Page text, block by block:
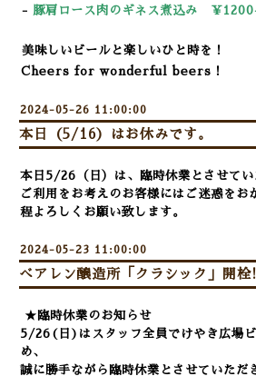
- 豚肩ロース肉のギネス煮込み ￥12
美味しいビールと楽しいひと時を！
Cheers for wonderful beers！
2024-05-26 11:00:00
本日（5/16）はお休みです。
本日5/26（日）は、臨時休業とさせてい
ご利用をお考えのお客様にはご迷惑をお
程よろしくお願い致します。
2024-05-23 11:00:00
べアレン醸造所「クラシック」開栓
★臨時休業のお知らせ
5/26(日)はスタッフ全員でけやき広場
め、
誠に勝手ながら臨時休業とさせていただ